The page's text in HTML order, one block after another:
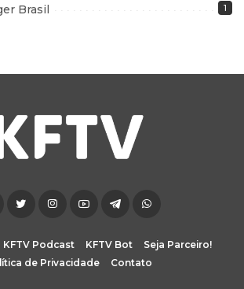
Brasil 1
KFTV Podcast KFTV Bot
Seja Parceiro!
de Privacidade
Contato